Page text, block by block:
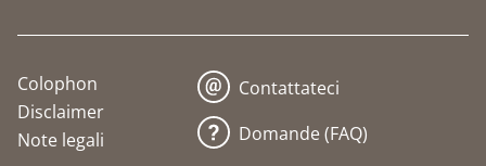
Colophon
Disclaimer
Note legali
Contattateci
Domande (FAQ)